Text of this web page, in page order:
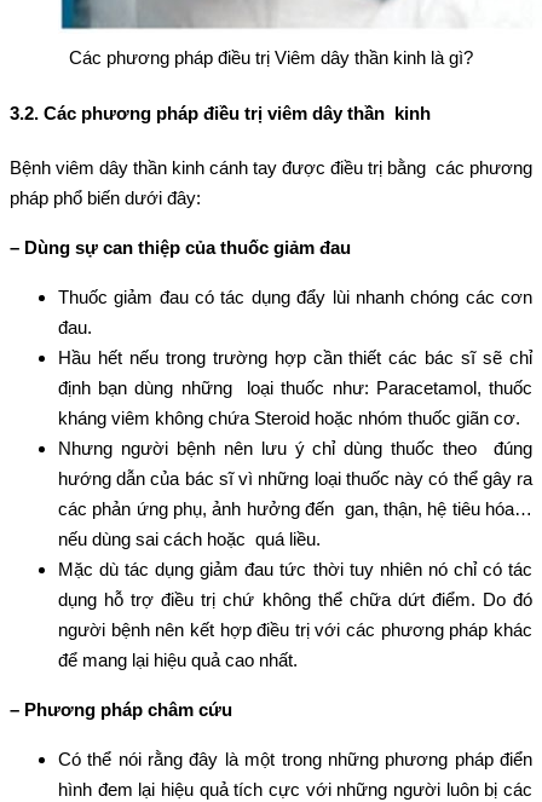
Các phương pháp điều trị Viêm dây thần kinh là gì?
3.2. Các phương pháp điều trị viêm dây thần kinh
Bệnh viêm dây thần kinh cánh tay được điều trị bằng các phương
pháp phổ biến dưới đây:
– Dùng sự can thiệp của thuốc giảm đau
Thuốc giảm đau có tác dụng đẩy lùi nhanh chóng các cơn
đau.
Hầu hết nếu trong trường hợp cần thiết các bác sĩ sẽ chỉ
định bạn dùng những loại thuốc như: Paracetamol, thuốc
kháng viêm không chứa Steroid hoặc nhóm thuốc giãn cơ.
Nhưng người bệnh nên lưu ý chỉ dùng thuốc theo đúng
hướng dẫn của bác sĩ vì những loại thuốc này có thể gây ra
các phản ứng phụ, ảnh hưởng đến gan, thận, hệ tiêu hóa…
nếu dùng sai cách hoặc quá liều.
Mặc dù tác dụng giảm đau tức thời tuy nhiên nó chỉ có tác
dụng hỗ trợ điều trị chứ không thể chữa dứt điểm. Do đó
người bệnh nên kết hợp điều trị với các phương pháp khác
để mang lại hiệu quả cao nhất.
– Phương pháp châm cứu
Có thể nói rằng đây là một trong những phương pháp điển
hình đem lại hiệu quả tích cực với những người luôn bị các